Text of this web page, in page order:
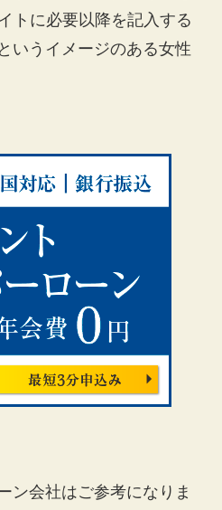
トに必要以降を記入する
いうイメージのある女性
ン会社はご参考になりま